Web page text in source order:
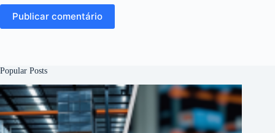
Publicar comentário
Popular Posts